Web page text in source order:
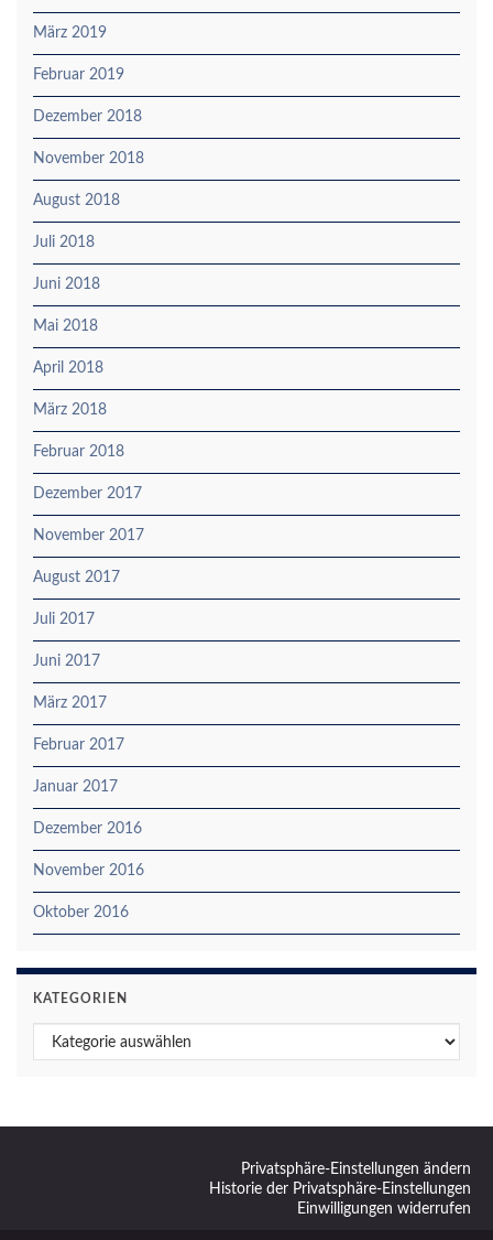
März 2019
Februar 2019
Dezember 2018
November 2018
August 2018
Juli 2018
Juni 2018
Mai 2018
April 2018
März 2018
Februar 2018
Dezember 2017
November 2017
August 2017
Juli 2017
Juni 2017
März 2017
Februar 2017
Januar 2017
Dezember 2016
November 2016
Oktober 2016
KATEGORIEN
Kategorien
Privatsphäre-Einstellungen ändern
Historie der Privatsphäre-Einstellungen
Einwilligungen widerrufen